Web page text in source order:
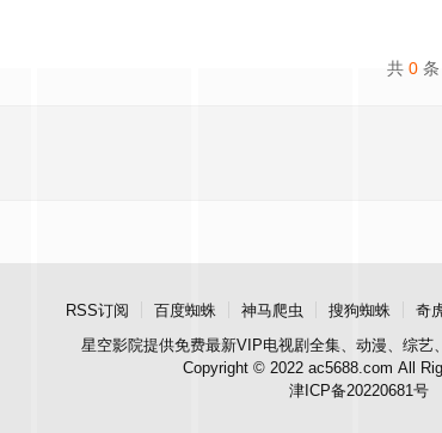
共 0
RSS订阅 百度蜘蛛 神马爬虫 搜狗蜘蛛 奇
星空影院提供免费最新VIP电视剧全集、动漫、综艺
Copyright © 2022 ac5688.com All
津ICP备20220681号